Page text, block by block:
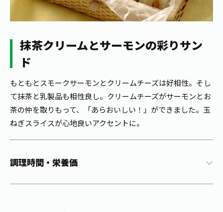
ブランドから探す
カテゴリーから探す
安全・安心への取組み
製品の原料産地
レシピ集
お茶百科キッズ
茶産地育成事業
お茶の複合型博物館
食育・イベント
新俳句大賞
伊藤園の店舗トップ
茶寮伊藤園
店舗検索
通信販売トップ
THE ITOEN
企業情報 GLOBAL
抹茶クリームとサーモンの彩りサン
ド
もともとスモークサーモンとクリームチーズは好相性。そし
て抹茶と乳製品も相性良し。クリームチーズがサーモンとお
茶の仲を取りもって、「あらおいしい！」ができました。玉
ねぎスライスが心地良いアクセントに。
調理時間・栄養価